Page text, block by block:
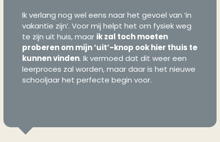
Ik verlang nog wel eens naar het gevoel van ‘in
vakantie zijn’. Voor mij helpt het om fysiek weg
te zijn uit huis, maar ik zal toch moeten
proberen om mijn ‘uit’-knop ook hier thuis te
kunnen vinden. Ik vermoed dat dit weer een
leerproces zal worden, maar daar is het nieuwe
schooljaar het perfecte begin voor.